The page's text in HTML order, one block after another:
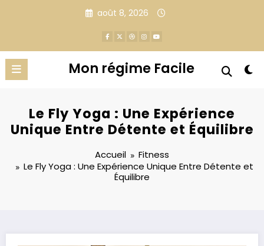
août 8, 2026
Mon régime Facile
Le Fly Yoga : Une Expérience
Unique Entre Détente et Équilibre
Accueil
Fitness
Le Fly Yoga : Une Expérience Unique Entre Détente et
Équilibre